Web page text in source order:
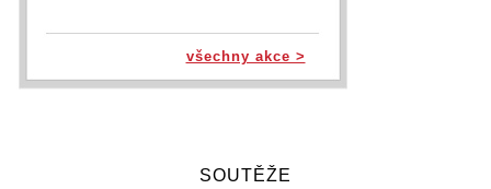
všechny akce >
SOUTĚŽE